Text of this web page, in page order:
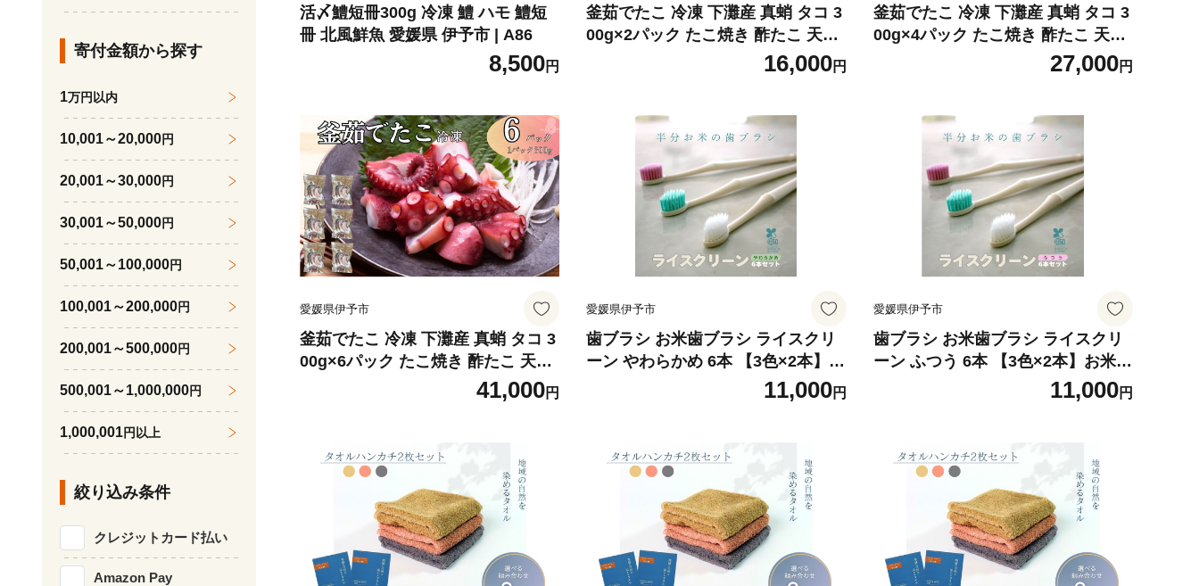
活〆鱧短冊300g 冷凍 鱧 ハモ 鱧短
冊 北風鮮魚 愛媛県 伊予市 | A86
8,500円
釜茹でたこ 冷凍 下灘産 真蛸 タコ 3
00g×2パック たこ焼き 酢たこ 天ぷ
ら 北風鮮魚 愛媛県 伊予市 | B405
16,000円
釜茹でたこ 冷凍 下灘産 真蛸 タコ 3
00g×4パック たこ焼き 酢たこ 天ぷ
ら 北風鮮魚 愛媛県 伊予市 | C116
27,000円
愛媛県伊予市
釜茹でたこ 冷凍 下灘産 真蛸 タコ 3
00g×6パック たこ焼き 酢たこ 天ぷ
ら 北風鮮魚 愛媛県 伊予市 | D45
41,000円
愛媛県伊予市
歯ブラシ お米歯ブラシ ライスクリ
ーン やわらかめ 6本 【3色×2本】
お米でできた歯ブラシ オーラルケ
ア ハブラシ 山陽物産｜B440
11,000円
愛媛県伊予市
歯ブラシ お米歯ブラシ ライスクリ
ーン ふつう 6本 【3色×2本】お米で
できた歯ブラシ オーラルケア ハブ
11,000円
寄付金額から探す
1万円以内
10,001～20,000円
20,001～30,000円
30,001～50,000円
50,001～100,000円
100,001～200,000円
200,001～500,000円
500,001～1,000,000円
1,000,001円以上
絞り込み条件
クレジットカード払い
Amazon Pay